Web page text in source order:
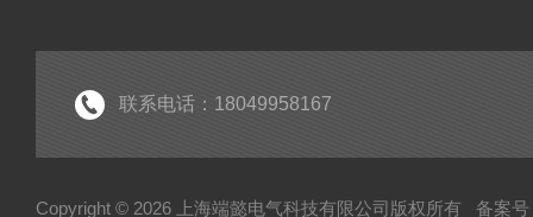
联系电话：18049958167
Copyright © 2026 上海端懿电气科技有限公司版权所有 备案号